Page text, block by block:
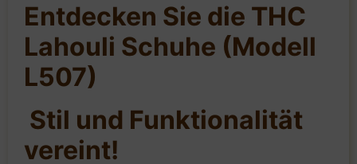
Entdecken Sie die THC
Lahouli Schuhe (Modell
L507)
Stil und Funktionalität
vereint!